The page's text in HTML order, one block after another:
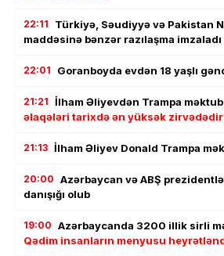
22:11
Türkiyə, Səudiyyə və Pakistan
maddəsinə bənzər razılaşma imzaladı
22:01 Goranboyda evdən 18 yaşlı
21:21 İlham Əliyevdən Trampa
əlaqələri tarixdə ən yüksək
21:13 İlham Əliyev Donald Trampa
20:00 Azərbaycan və ABŞ
danışığı olub
19:00 Azərbaycanda 3200 illik sirli
Qədim insanların menyusu